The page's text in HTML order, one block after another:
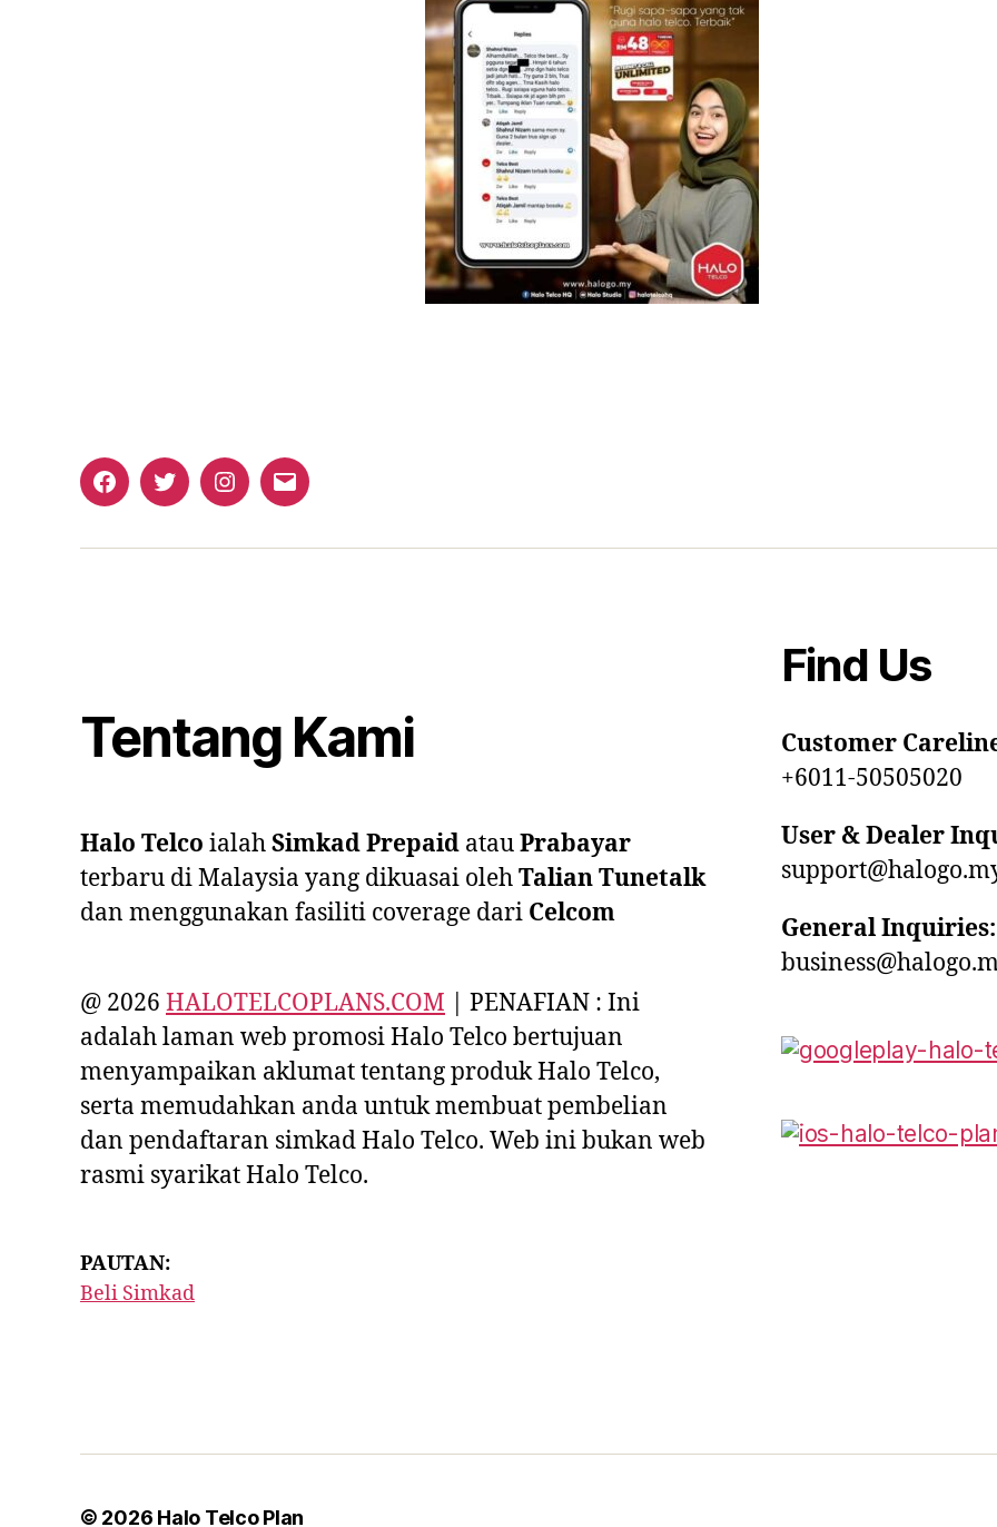
FacebookTwitterInstagram
Email
Tentang Kami
Halo Telco ialahSimkad Prepaid atauPrabayar
terbaru di Malaysia yang dikuasai olehTalian Tunetalk
dan menggunakan fasiliti coverage dari Celcom
@ 2026 HALOTELCOPLANS.COM | PENAFIAN : Ini
adalah laman web promosi Halo Telco bertujuan
menyampaikan aklumat tentang produk Halo Telco,
serta memudahkan anda untuk membuat pembelian
dan pendaftaran simkad Halo Telco. Web ini bukan web
rasmi syarikat Halo Telco.
PAUTAN:
Beli Simkad
Find Us
Customer
+6011-50505020
User & Dealer
General Inquiries:
© 2026 Halo Telco Plan